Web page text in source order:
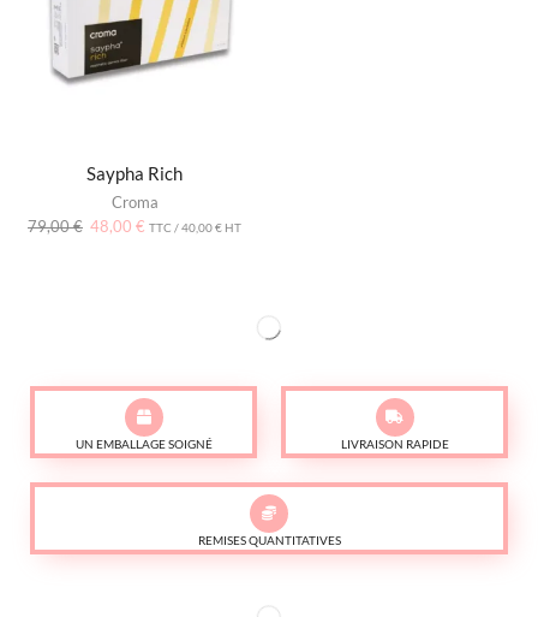
Saypha Rich
Croma
79,00€ 48,00 € TTC /40,00€ HT
UN EMBALLAGE SOIGNÉ LIVRAISON RAPIDE
REMISES QUANTITATIVES